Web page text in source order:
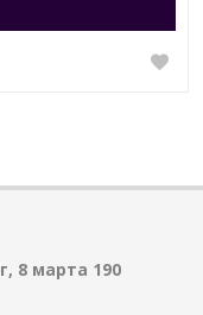
8 марта 190